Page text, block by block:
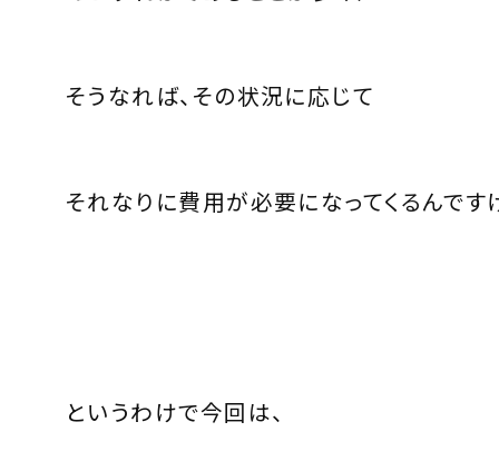
そうなれば、その状況に応じて
それなりに費用が必要になってくるんです
というわけで今回は、